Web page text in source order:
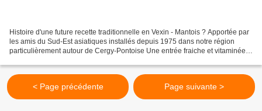
Histoire d'une future recette traditionnelle en Vexin - Mantois ? Apportée par
les amis du Sud-Est asiatiques installés depuis 1975 dans notre région
particulièrement autour de Cergy-Pontoise Une entrée fraiche et vitaminée
< Page précédente Page suivante >